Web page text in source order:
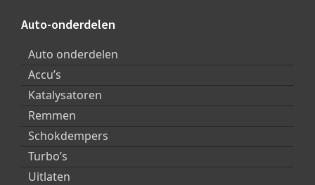
Auto-onderdelen
Auto onderdelen
Accu’s
Katalysatoren
Remmen
Schokdempers
Turbo’s
Uitlaten